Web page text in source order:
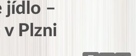
jídlo –
v Plzni